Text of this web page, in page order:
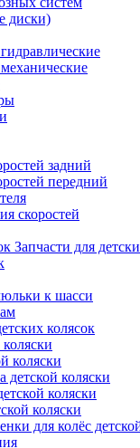
диски)
задний
передний
скоростей
Запчасти для
к шасси
колясок
коляски
детской коляски
коляски
коляски
для колёс